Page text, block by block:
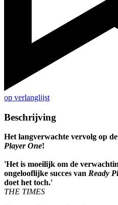
op verlanglijst
Beschrijving
Het langverwachte vervolg op
Player One!
'Het is moeilijk om de
ongelooflijke succes van Ready
doet het toch.'
THE TIMES